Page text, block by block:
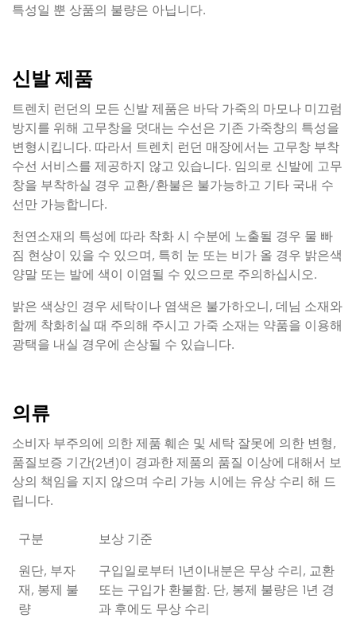
특성일 뿐 상품의 불량은 아닙니다.
신발 제품
트렌치 런던의 모든 신발 제품은 바닥 가죽의 마모나 미끄럼
방지를 위해 고무창을 덧대는 수선은 기존 가죽창의 특성을
변형시킵니다. 따라서 트렌치 런던 매장에서는 고무창 부착
수선 서비스를 제공하지 않고 있습니다. 임의로 신발에 고무
창을 부착하실 경우 교환/환불은 불가능하고 기타 국내 수
선만 가능합니다.
천연소재의 특성에 따라 착화 시 수분에 노출될 경우 물 빠
짐 현상이 있을 수 있으며, 특히 눈 또는 비가 올 경우 밝은색
양말 또는 발에 색이 이염될 수 있으므로 주의하십시오.
밝은 색상인 경우 세탁이나 염색은 불가하오니, 데님 소재와
함께 착화히실 때 주의해 주시고 가죽 소재는 약품을 이용해
광택을 내실 경우에 손상될 수 있습니다.
의류
소비자 부주의에 의한 제품 훼손 및 세탁 잘못에 의한 변형,
품질보증 기간(2년)이 경과한 제품의 품질 이상에 대해서 보
상의 책임을 지지 않으며 수리 가능 시에는 유상 수리 해 드
립니다.
구분 보상 기준
원단, 부자
재, 봉제 불
량
구입일로부터 1년이내분은 무상 수리, 교환
또는 구입가 환불함. 단, 봉제 불량은 1년 경
과 후에도 무상 수리